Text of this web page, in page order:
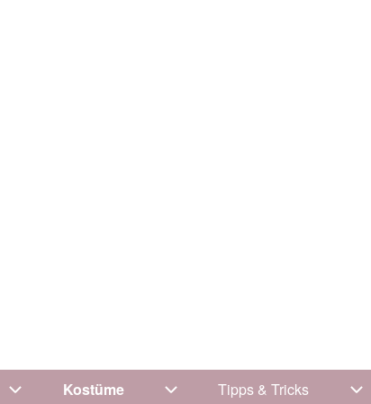
Unternavigation von Kleidung
Kostüme Unternavigation von Kostüme
Tipps & Tricks